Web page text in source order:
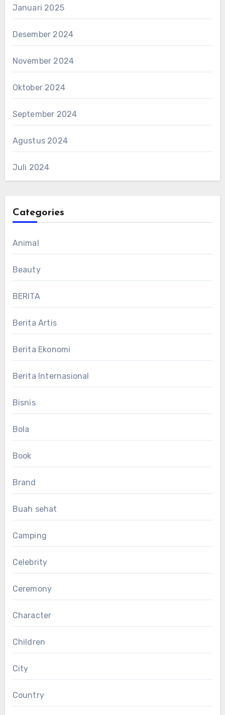
Januari 2025
Desember 2024
November 2024
Oktober 2024
September 2024
Agustus 2024
Juli 2024
Categories
Animal
Beauty
BERITA
Berita Artis
Berita Ekonomi
Berita Internasional
Bisnis
Bola
Book
Brand
Buah sehat
Camping
Celebrity
Ceremony
Character
Children
City
Country